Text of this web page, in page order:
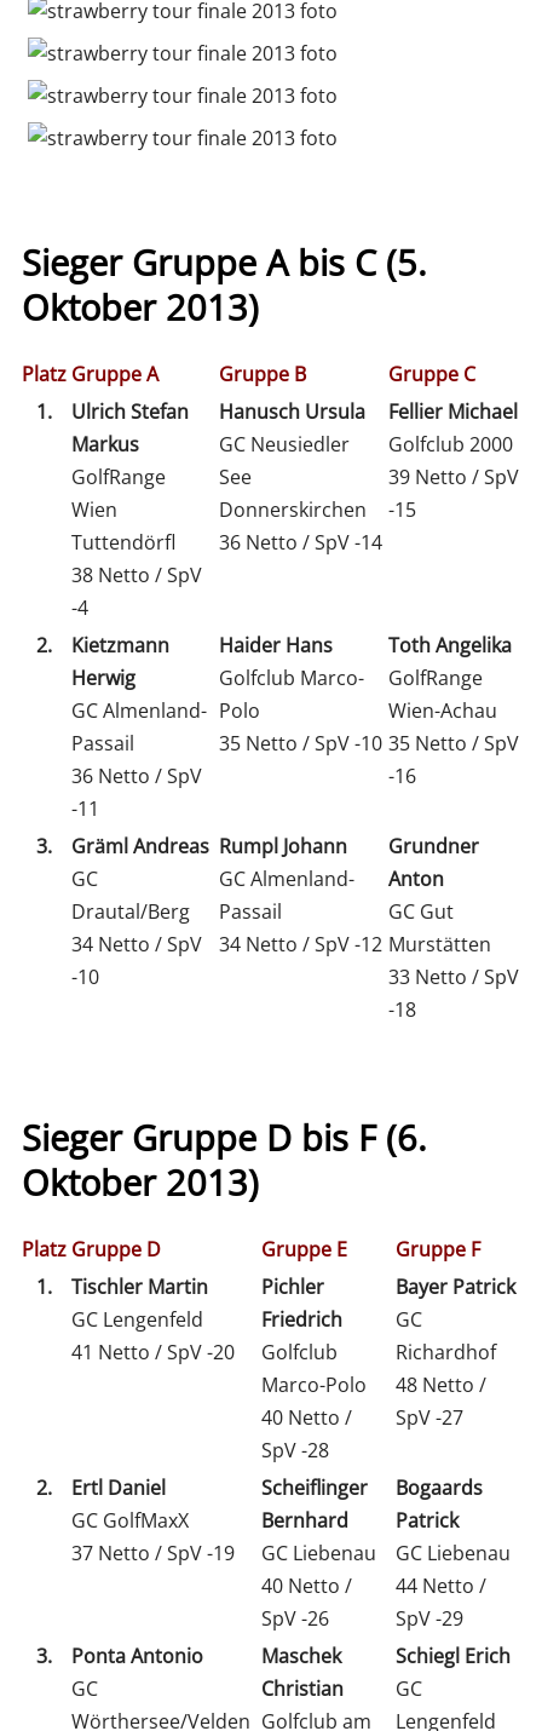
Sieger Gruppe A bis C (5.
Oktober 2013)
Platz Gruppe A Gruppe B
Gruppe C
1.
Ulrich Stefan
Markus
GolfRange
Wien
Tuttendörfl
38 Netto / SpV
-4
Hanusch Ursula
GC Neusiedler
See
Donnerskirchen
36 Netto / SpV -14
Fellier Michael
Golfclub 2000
39 Netto / SpV
-15
2.
Kietzmann
Herwig
GC Almenland-
Passail
36 Netto / SpV
-11
Haider Hans
Golfclub Marco-
Polo
35 Netto / SpV -10
Toth Angelika
GolfRange
Wien-Achau
35 Netto / SpV
-16
3.
Gräml Andreas
GC
Drautal/Berg
34 Netto / SpV
-10
Rumpl Johann
GC Almenland-
Passail
34 Netto / SpV -12
Grundner
Anton
GC Gut
Murstätten
33 Netto / SpV
-18
Sieger Gruppe D bis F (6.
Oktober 2013)
Platz Gruppe D Gruppe E
Gruppe F
1.
Tischler Martin
GC Lengenfeld
41 Netto / SpV -20
Pichler
Friedrich
Golfclub
Marco-Polo
40 Netto /
SpV -28
Bayer Patrick
GC
Richardhof
48 Netto /
SpV -27
2.
Ertl Daniel
GC GolfMaxX
37 Netto / SpV -19
Scheiflinger
Bernhard
GC Liebenau
40 Netto /
SpV -26
Bogaards
Patrick
GC Liebenau
44 Netto /
SpV -29
3.
Ponta Antonio
GC
Wörthersee/Velden
Maschek
Christian
Golfclub am
Schiegl Erich
GC
Lengenfeld